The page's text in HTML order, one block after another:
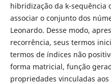
hibridização da k-sequência
associar o conjunto dos
Leonardo. Desse modo,
recorrência, seus termos
termos de índices não
forma matricial, função
propriedades vinculadas